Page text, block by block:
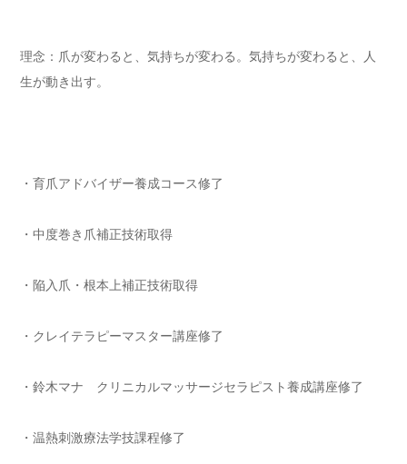
理念：爪が変わると、気持ちが変わる。気持ちが変わると、人
生が動き出す。
・育爪アドバイザー養成コース修了
・中度巻き爪補正技術取得
・陥入爪・根本上補正技術取得
・クレイテラピーマスター講座修了
・鈴木マナ クリニカルマッサージセラピスト養成講座修了
・温熱刺激療法学技課程修了